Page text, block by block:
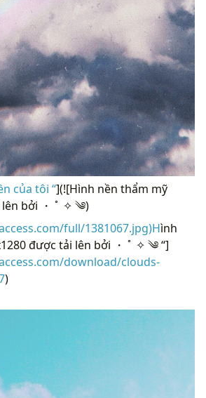
của tôi “](![Hình nền thẩm mỹ
bởi ・ ﾟ ✧ ༄)
full/1381067.jpg)Hình
được tải lên bởi ・ ﾟ ✧ ༄ “]
download/clouds-
)